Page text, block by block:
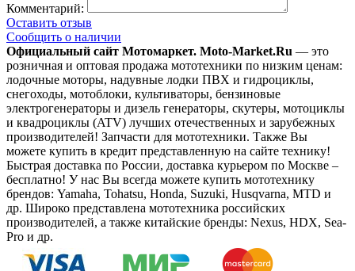
Комментарий:
Оставить отзыв
Сообщить о наличии
Официальный сайт Мотомаркет. Moto-Market.Ru — это
розничная и оптовая продажа мототехники по низким ценам:
лодочные моторы, надувные лодки ПВХ и гидроциклы,
снегоходы, мотоблоки, культиваторы, бензиновые
электрогенераторы и дизель генераторы, скутеры, мотоциклы
и квадроциклы (ATV) лучших отечественных и зарубежных
производителей! Запчасти для мототехники. Также Вы
можете купить в кредит представленную на сайте технику!
Быстрая доставка по России, доставка курьером по Москве –
бесплатно! У нас Вы всегда можете купить мототехнику
брендов: Yamaha, Tohatsu, Honda, Suzuki, Husqvarna, MTD и
др. Широко представлена мототехника российских
производителей, а также китайские бренды: Nexus, HDX, Sea-
Pro и др.